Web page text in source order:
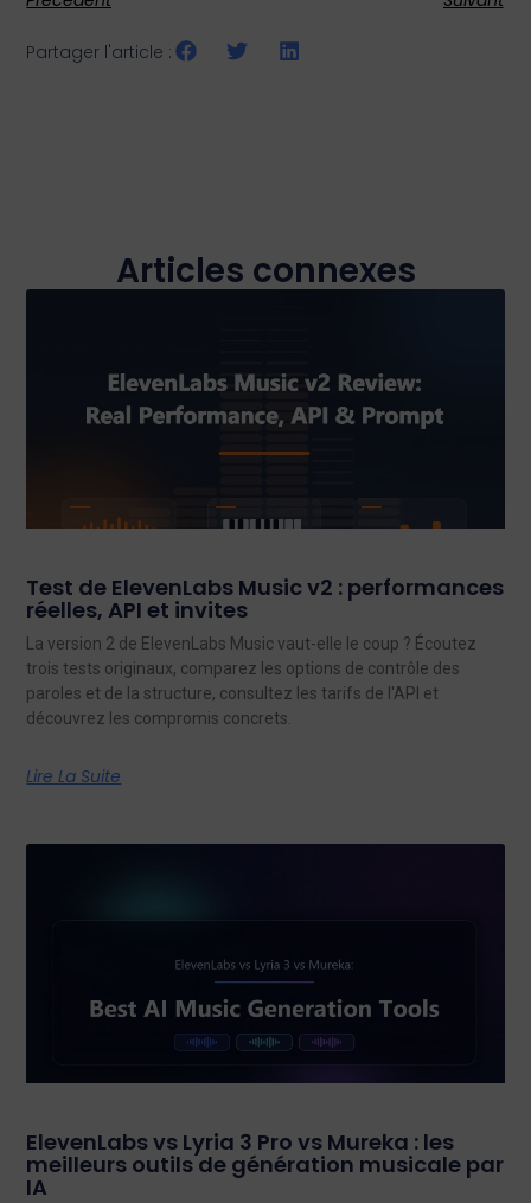
Partager l'article :
Articles connexes
Test de ElevenLabs Music v2 : performances
réelles, API et invites
La version 2 de ElevenLabs Music vaut-elle le coup ? Écoutez
trois tests originaux, comparez les options de contrôle des
paroles et de la structure, consultez les tarifs de l'API et
découvrez les compromis concrets.
Lire La Suite
ElevenLabs vs Lyria 3 Pro vs Mureka : les
meilleurs outils de génération musicale par
IA